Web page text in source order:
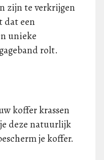
zijn te verkrijgen
dat een
unieke
rolt.
koffer krassen
deze natuurlijk
je koffer.